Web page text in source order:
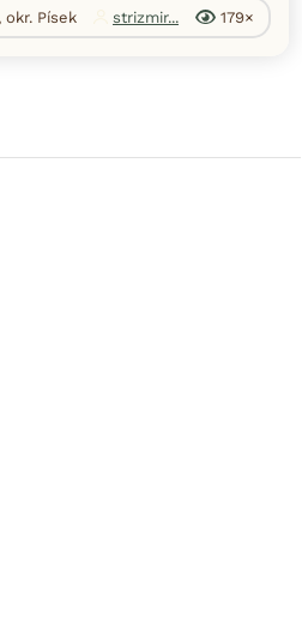
okr. Písek strizmir... 179×